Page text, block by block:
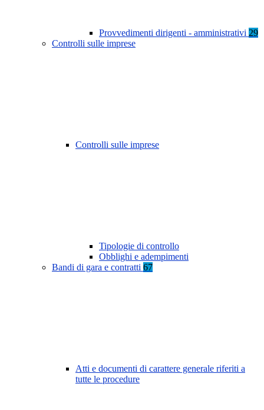
Provvedimenti dirigenti - amministrativi 29
Controlli sulle imprese
Controlli sulle imprese
Tipologie di controllo
Obblighi e adempimenti
Bandi di gara e contratti 67
Atti e documenti di carattere generale riferiti a
tutte le procedure